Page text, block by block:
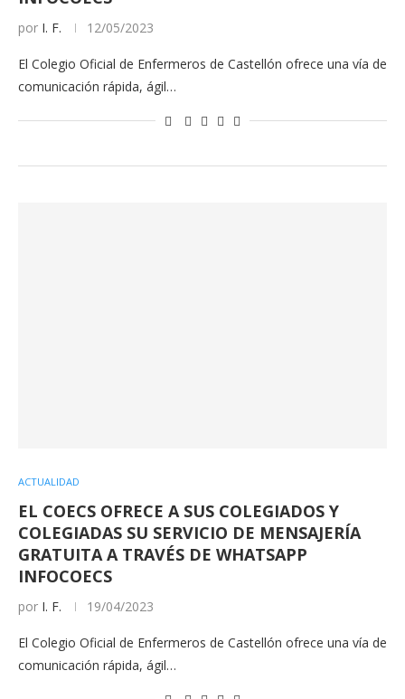
por I. F. 12/05/2023
El Colegio Oficial de Enfermeros de Castellón ofrece una vía de
comunicación rápida, ágil…
ACTUALIDAD
EL COECS OFRECE A SUS COLEGIADOS Y
COLEGIADAS SU SERVICIO DE MENSAJERÍA
GRATUITA A TRAVÉS DE WHATSAPP
INFOCOECS
por I. F. 19/04/2023
El Colegio Oficial de Enfermeros de Castellón ofrece una vía de
comunicación rápida, ágil…